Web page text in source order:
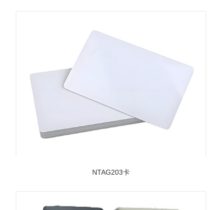
‌NTAG203卡